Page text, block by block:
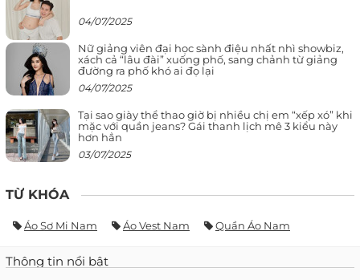
04/07/2025
Nữ giảng viên đại học sành điệu nhất nhì showbiz,
xách cả “lâu đài” xuống phố, sang chảnh từ giảng
đường ra phố khó ai đọ lại
04/07/2025
Tại sao giày thể thao giờ bị nhiều chị em “xếp xó” khi
mặc với quần jeans? Gái thanh lịch mê 3 kiểu này
hơn hẳn
03/07/2025
TỪ KHÓA
Áo Sơ Mi Nam Áo Vest Nam Quần Áo Nam
Thông tin nổi bật